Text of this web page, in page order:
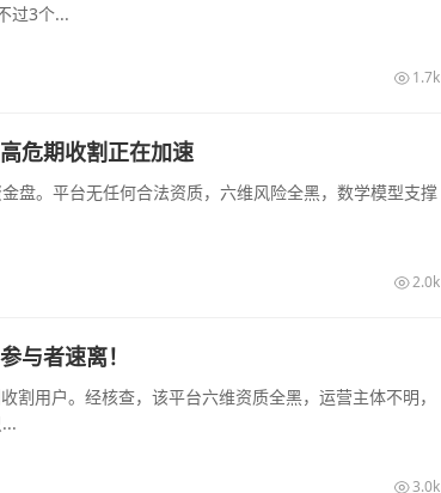
过3个...
1.7k
危期收割正在加速
盘。平台无任何合法资质，六维风险全黑，数学模型支撑
2.0k
与者速离！
用户。经核查，该平台六维资质全黑，运营主体不明，
3.0k